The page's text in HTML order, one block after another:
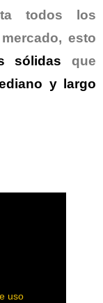
todos los
esto
sólidas que
y largo
uso